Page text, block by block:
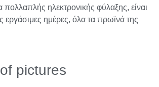
ηλεκτρονικής φύλαξης, είναι
εργάσιμες ημέρες, όλα τα πρωϊνά της
pictures